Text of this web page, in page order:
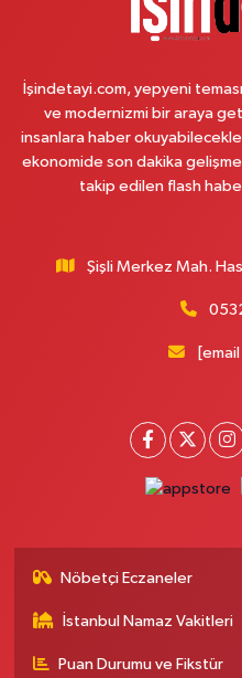
0 (216) 324 46 96 Yol
Site Mahallesi, Kaptanoğlu Okul
0 (216) 533 02 16 Yol Tarifi
Kelebek Eczanesi
Kahraman Eczanesi
Sofia Eczanesi
Kartaltepe Mahallesi, Şehit Ömer
Muratpaşa Bayrampaşa İstanbul
Şeyda Eczanesi
0 (216) 629 70 90 Yol Tarifi
İşindetayi.com, yepyeni
ve modernizmi bir araya
insanlara haber
ekonomide son dakika
takip edilen flash
Şişli Merkez Mah.
Nöbetçi Eczaneler
İstanbul Namaz Vakitleri
Puan Durumu ve Fikstür